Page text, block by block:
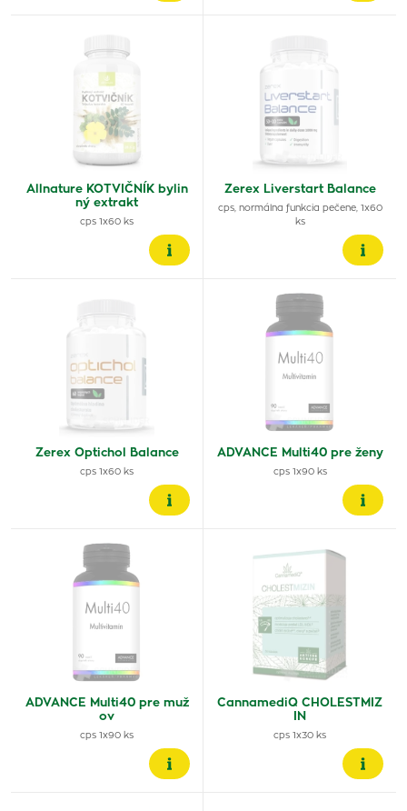
Allnature KOTVIČNÍK bylin
ný extrakt
cps 1x60 ks
Zerex Liverstart Balance
cps, normálna funkcia pečene, 1x60
ks
Zerex Optichol Balance
cps 1x60 ks
ADVANCE Multi40 pre ženy
cps 1x90 ks
ADVANCE Multi40 pre muž
ov
cps 1x90 ks
CannamediQ CHOLESTMIZ
IN
cps 1x30 ks